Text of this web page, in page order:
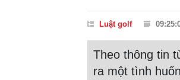
Luật golf
Theo thông tin
ra một tình